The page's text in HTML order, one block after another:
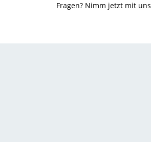
Fragen? Nimm jetzt mit uns